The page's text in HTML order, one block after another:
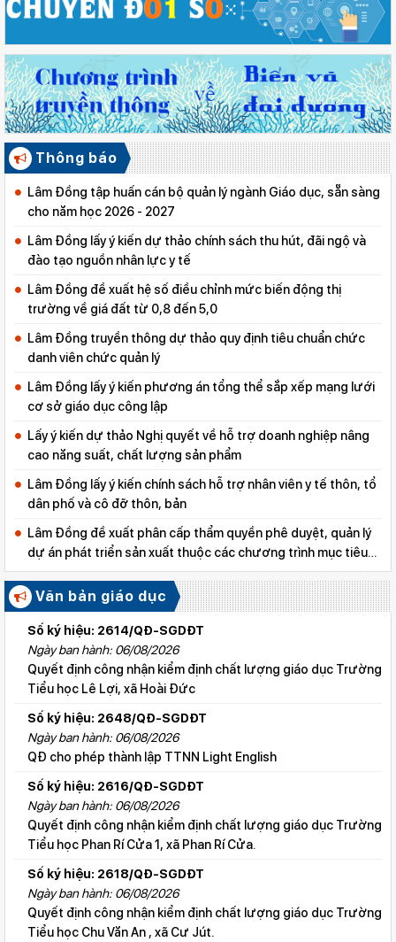
Thông báo
Lâm Đồng tập huấn cán bộ quản lý ngành Giáo dục, sẵn sàng
cho năm học 2026 - 2027
Lâm Đồng lấy ý kiến dự thảo chính sách thu hút, đãi ngộ và
đào tạo nguồn nhân lực y tế
Lâm Đồng đề xuất hệ số điều chỉnh mức biến động thị
trường về giá đất từ 0,8 đến 5,0
Lâm Đồng truyền thông dự thảo quy định tiêu chuẩn chức
danh viên chức quản lý
Lâm Đồng lấy ý kiến phương án tổng thể sắp xếp mạng lưới
cơ sở giáo dục công lập
Lấy ý kiến dự thảo Nghị quyết về hỗ trợ doanh nghiệp nâng
cao năng suất, chất lượng sản phẩm
Lâm Đồng lấy ý kiến chính sách hỗ trợ nhân viên y tế thôn, tổ
dân phố và cô đỡ thôn, bản
Lâm Đồng đề xuất phân cấp thẩm quyền phê duyệt, quản lý
dự án phát triển sản xuất thuộc các chương trình mục tiêu
quốc gia
Văn bản giáo dục
Số ký hiệu: 2614/QĐ-SGDĐT
Ngày ban hành: 06/08/2026
Quyết định công nhận kiểm định chất lượng giáo dục Trường
Tiểu học Lê Lợi, xã Hoài Đức
Số ký hiệu: 2648/QĐ-SGDĐT
Ngày ban hành: 06/08/2026
QĐ cho phép thành lập TTNN Light English
Số ký hiệu: 2616/QĐ-SGDĐT
Ngày ban hành: 06/08/2026
Quyết định công nhận kiểm định chất lượng giáo dục Trường
Tiểu học Phan Rí Cửa 1, xã Phan Rí Cửa.
Số ký hiệu: 2618/QĐ-SGDĐT
Ngày ban hành: 06/08/2026
Quyết định công nhận kiểm định chất lượng giáo dục Trường
Tiểu học Chu Văn An , xã Cư Jút.